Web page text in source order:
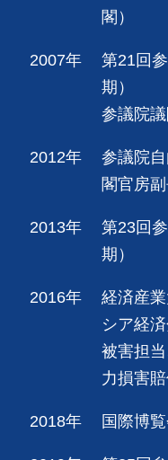
閣）
2007年
第21回
期）
参議院
2012年
参議院
閣官房
2013年
第23回
期）
2016年
経済産
シア経
被害担
力損害
2018年 国際博